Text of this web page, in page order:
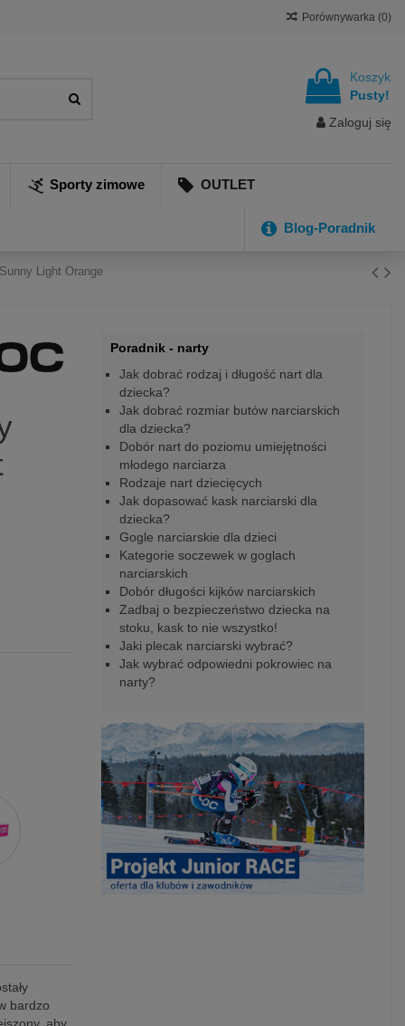
Porównywarka (0)
Koszyk
Pusty!
Zaloguj się
Sporty zimowe OUTLET
Blog-Poradnik
Light Orange
bardzo
Poradnik - narty
Jak dobrać rodzaj i długość nart dla
dziecka?
Jak dobrać rozmiar butów narciarskich
dla dziecka?
Dobór nart do poziomu umiejętności
młodego narciarza
Rodzaje nart dziecięcych
Jak dopasować kask narciarski dla
dziecka?
Gogle narciarskie dla dzieci
Kategorie soczewek w goglach
narciarskich
Dobór długości kijków narciarskich
Zadbaj o bezpieczeństwo dziecka na
stoku, kask to nie wszystko!
Jaki plecak narciarski wybrać?
Jak wybrać odpowiedni pokrowiec na
narty?